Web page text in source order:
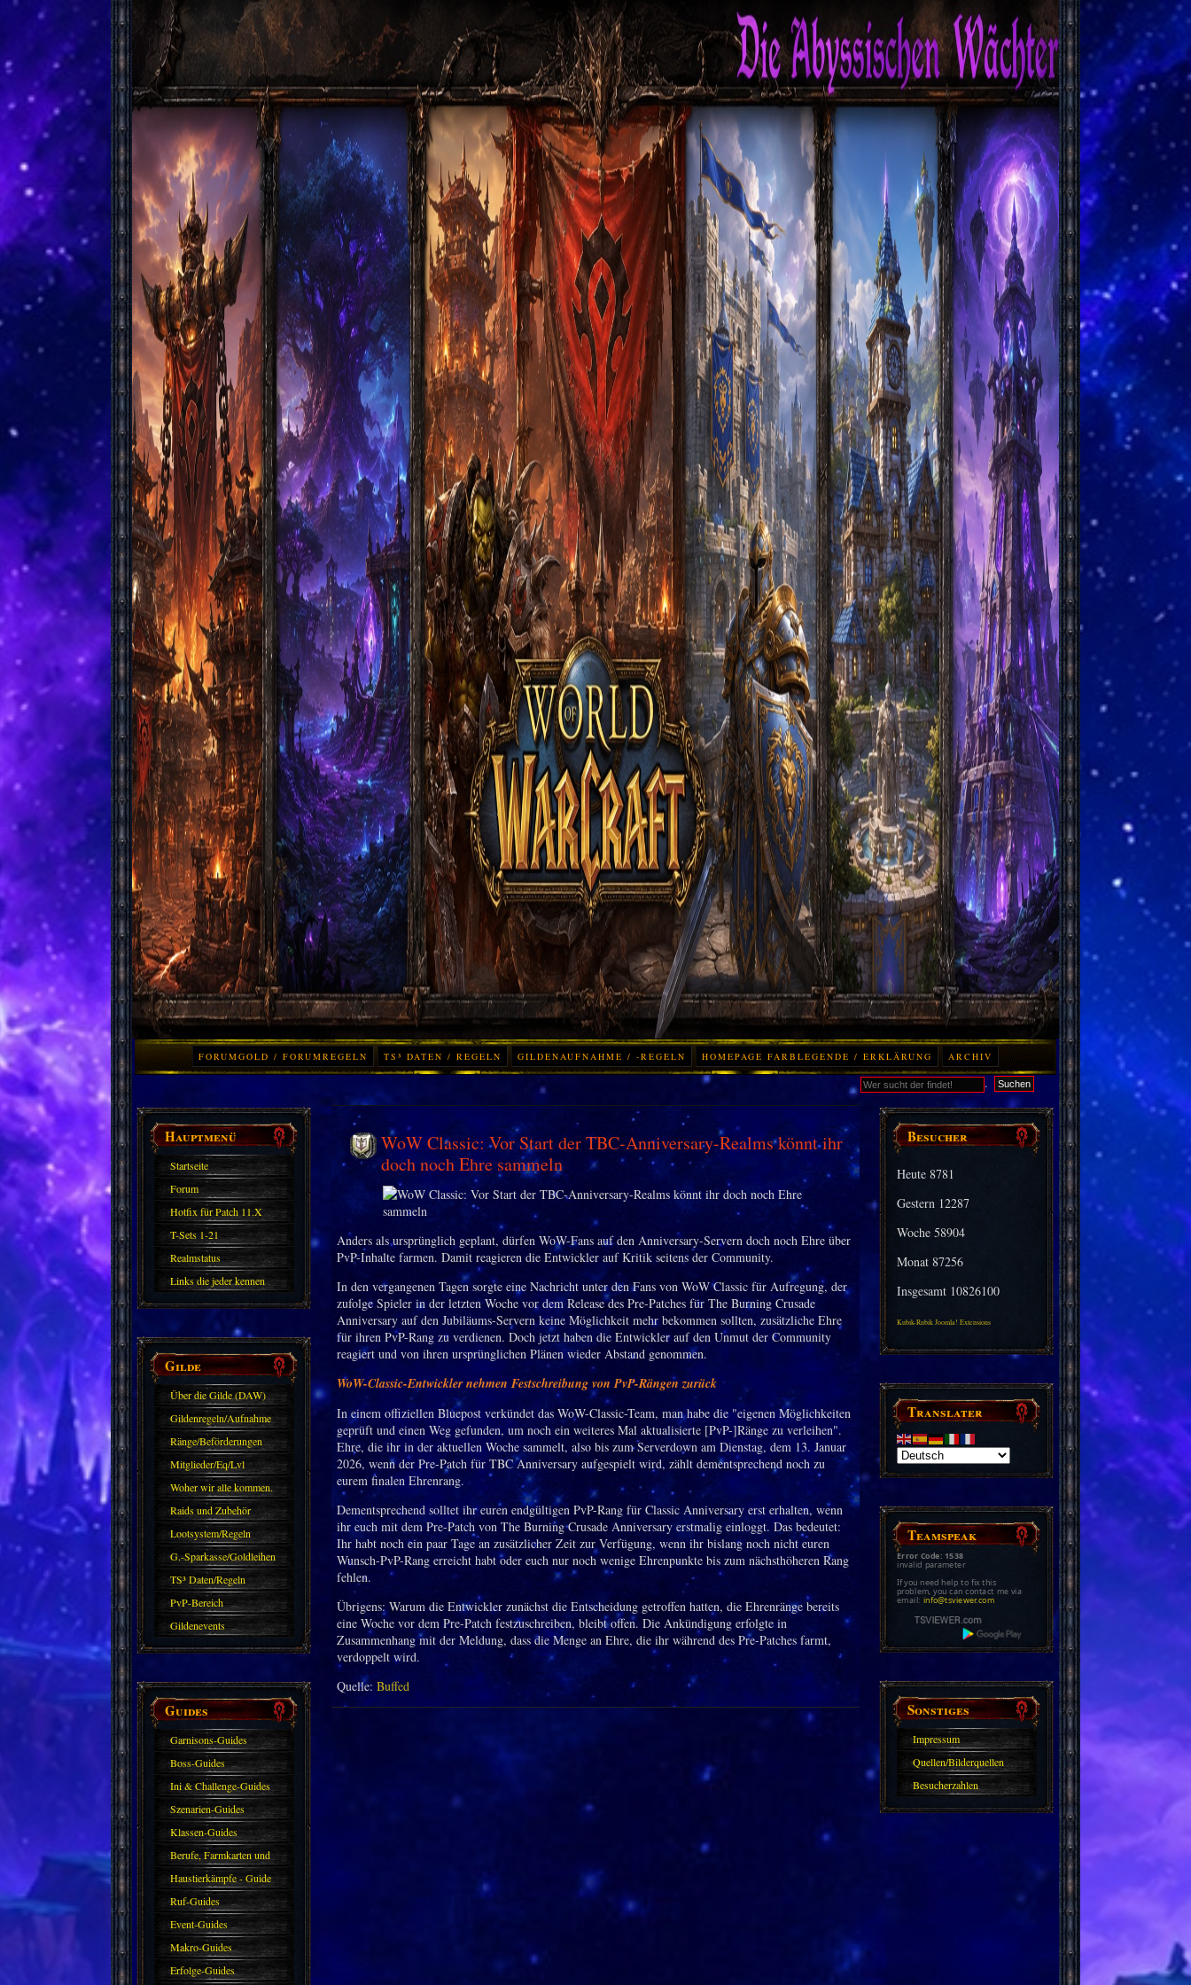
FORUMGOLD / FORUMREGELN TS³ DATEN / REGELN GILDENAUFNAHME / -REGELN HOMEPAGE FARBLEGENDE / ERKLÄRUNG ARCHIV
. Suchen
Hauptmenü
Startseite
Forum
Hotfix für Patch 11.X
T-Sets 1-21
Realmstatus
Links die jeder kennen
sollte?! Oder nicht?
Gilde
Über die Gilde (DAW)
Gildenregeln/Aufnahme
Ränge/Beförderungen
Mitglieder/Eq/Lvl
Woher wir alle kommen.
Raids und Zubehör
Lootsystem/Regeln
G.-Sparkasse/Goldleihen
TS³ Daten/Regeln
PvP-Bereich
Gildenevents
Guides
Garnisons-Guides
Boss-Guides
Ini & Challenge-Guides
Szenarien-Guides
Klassen-Guides
Berufe, Farmkarten und
Haustiere
Haustierkämpfe - Guide
Ruf-Guides
Event-Guides
Makro-Guides
Erfolge-Guides
Besucher
Heute8781
Gestern 12287
Woche58904
Monat87256
Insgesamt 10826100
Kubik-Rubik Joomla! Extensions
Translater
Teamspeak
Error Code: 1538
invalid parameter
If you need help to fix this
problem, you can contact me via
email: info@tsviewer.com
Sonstiges
Impressum
Quellen/Bilderquellen
Besucherzahlen
WoW Classic: Vor Start der TBC-Anniversary-Realms könnt ihr
doch noch Ehre sammeln
Anders als ursprünglich geplant, dürfen WoW-Fans auf den Anniversary-Servern doch noch Ehre über
PvP-Inhalte farmen. Damit reagieren die Entwickler auf Kritik seitens der Community.
In den vergangenen Tagen sorgte eine Nachricht unter den Fans von WoW Classic für Aufregung, der
zufolge Spieler in der letzten Woche vor dem Release des Pre-Patches für The Burning Crusade
Anniversary auf den Jubiläums-Servern keine Möglichkeit mehr bekommen sollten, zusätzliche Ehre
für ihren PvP-Rang zu verdienen. Doch jetzt haben die Entwickler auf den Unmut der Community
reagiert und von ihren ursprünglichen Plänen wieder Abstand genommen.
WoW-Classic-Entwickler nehmen Festschreibung von PvP-Rängen zurück
In einem offiziellen Bluepost verkündet das WoW-Classic-Team, man habe die "eigenen Möglichkeiten
geprüft und einen Weg gefunden, um noch ein weiteres Mal aktualisierte [PvP-]Ränge zu verleihen".
Ehre, die ihr in der aktuellen Woche sammelt, also bis zum Serverdown am Dienstag, dem 13. Januar
2026, wenn der Pre-Patch für TBC Anniversary aufgespielt wird, zählt dementsprechend noch zu
eurem finalen Ehrenrang.
Dementsprechend solltet ihr euren endgültigen PvP-Rang für Classic Anniversary erst erhalten, wenn
ihr euch mit dem Pre-Patch von The Burning Crusade Anniversary erstmalig einloggt. Das bedeutet:
Ihr habt noch ein paar Tage an zusätzlicher Zeit zur Verfügung, wenn ihr bislang noch nicht euren
Wunsch-PvP-Rang erreicht habt oder euch nur noch wenige Ehrenpunkte bis zum nächsthöheren Rang
fehlen.
Übrigens: Warum die Entwickler zunächst die Entscheidung getroffen hatten, die Ehrenränge bereits
eine Woche vor dem Pre-Patch festzuschreiben, bleibt offen. Die Ankündigung erfolgte in
Zusammenhang mit der Meldung, dass die Menge an Ehre, die ihr während des Pre-Patches farmt,
verdoppelt wird.
Quelle: Buffed